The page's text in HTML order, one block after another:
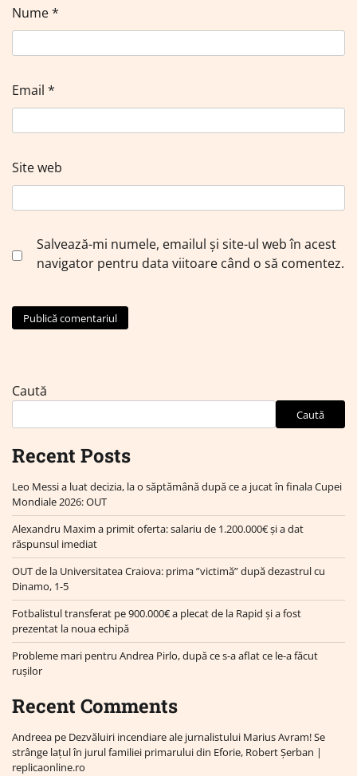
Nume*
Email *
Site web
Salvează-mi numele, emailul și site-ul web în acest
navigator pentru data viitoare când o să comentez.
Caută
Caută
Recent Posts
Leo Messi a luat decizia, la o săptămână după ce a jucat în finala Cupei
Mondiale 2026: OUT
Alexandru Maxim a primit oferta: salariu de 1.200.000€ și a dat
răspunsul imediat
OUT de la Universitatea Craiova: prima ”victimă” după dezastrul cu
Dinamo, 1-5
Fotbalistul transferat pe 900.000€ a plecat de la Rapid și a fost
prezentat la noua echipă
Probleme mari pentru Andrea Pirlo, după ce s-a aflat ce le-a făcut
rușilor
Recent Comments
Andreea pe Dezvăluiri incendiare ale jurnalistului Marius Avram! Se
strânge lațul în jurul familiei primarului din Eforie, Robert Șerban |
replicaonline.ro